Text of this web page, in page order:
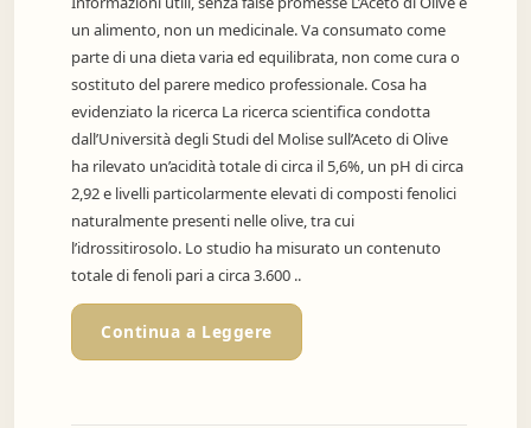
un alimento, non un medicinale. Va consumato come
parte di una dieta varia ed equilibrata, non come cura o
sostituto del parere medico professionale. Cosa ha
evidenziato la ricerca La ricerca scientifica condotta
dall’Università degli Studi del Molise sull’Aceto di Olive
ha rilevato un’acidità totale di circa il 5,6%, un pH di circa
2,92 e livelli particolarmente elevati di composti fenolici
naturalmente presenti nelle olive, tra cui
l’idrossitirosolo. Lo studio ha misurato un contenuto
totale di fenoli pari a circa 3.600 ..
Continua a Leggere